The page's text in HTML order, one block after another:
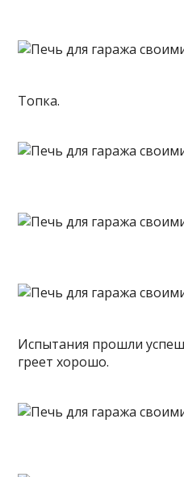
Топка.
Испытания прошли
греет хорошо.